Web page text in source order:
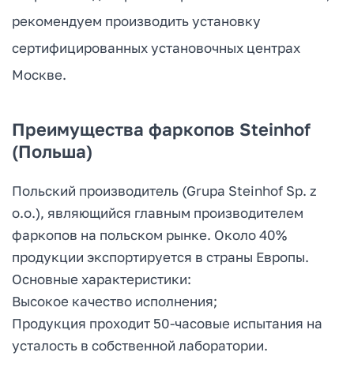
рекомендуем производить установку
сертифицированных установочных центрах
Москве.
Преимущества фаркопов Steinhof
(Польша)
Польский производитель (Grupa Steinhof Sp. z
o.o.), являющийся главным производителем
фаркопов на польском рынке. Около 40%
продукции экспортируется в страны Европы.
Основные характеристики:
Высокое качество исполнения;
Продукция проходит 50-часовые испытания на
усталость в собственной лаборатории.